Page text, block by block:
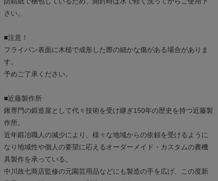
さい。
■注意！
フライパン表面に木槌で成形した際の細かな傷がある場合がありま
す。
予めご了承ください。
■近藤製作所
鍬専門の鍛造屋として代々技術を受け継ぎ150年の歴史を持つ近藤製
作所。
近年鍛冶職人の減少により、様々な地域からの依頼を受けるように
なり地域性や個人の要望に応えるオーダーメイド・カスタムの農機
具製作を承っている。
中川政七商店監修の元園芸用品などにも製造の手を広げ、この度新